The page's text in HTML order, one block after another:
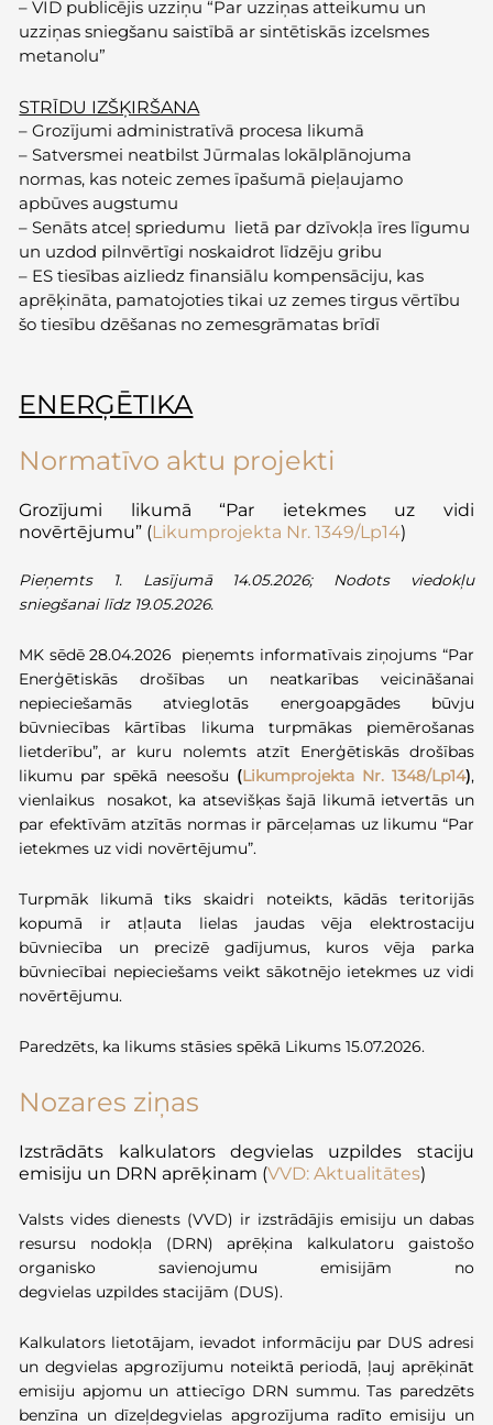
–VID publicējis uzziņu “Par uzziņas atteikumu un
uzziņas sniegšanu saistībā ar sintētiskās izcelsmes
metanolu”
STRĪDU IZŠĶIRŠANA
–Grozījumi administratīvā procesa likumā
–Satversmei neatbilst Jūrmalas lokālplānojuma
normas, kas noteic zemes īpašumā pieļaujamo
apbūves augstumu
–Senāts atceļ spriedumu lietā par dzīvokļa īres līgumu
un uzdod pilnvērtīgi noskaidrot līdzēju gribu
– ES tiesības aizliedz finansiālu kompensāciju, kas
aprēķināta, pamatojoties tikai uz zemes tirgus vērtību
šo tiesību dzēšanas no zemesgrāmatas brīdī
ENERĢĒTIKA
Normatīvo aktu projekti
Grozījumi likumā “Par ietekmes uz vidi
novērtējumu” (Likumprojekta Nr. 1349/Lp14)
Pieņemts 1. Lasījumā 14.05.2026; Nodots viedokļu
sniegšanai līdz 19.05.2026.
MK sēdē 28.04.2026 pieņemts informatīvais ziņojums “Par
Enerģētiskās drošības un neatkarības veicināšanai
nepieciešamās atvieglotās energoapgādes būvju
būvniecības kārtības likuma turpmākas piemērošanas
lietderību”, ar kuru nolemts atzīt Enerģētiskās drošības
likumu par spēkā neesošu (Likumprojekta Nr. 1348/Lp14),
vienlaikus nosakot, ka atsevišķas šajā likumā ietvertās un
par efektīvām atzītās normas ir pārceļamas uz likumu “Par
ietekmes uz vidi novērtējumu”.
Turpmāk likumā tiks skaidri noteikts, kādās teritorijās
kopumā ir atļauta lielas jaudas vēja elektrostaciju
būvniecība un precizē gadījumus, kuros vēja parka
būvniecībai nepieciešams veikt sākotnējo ietekmes uz vidi
novērtējumu.
Paredzēts, ka likums stāsies spēkā Likums 15.07.2026.
Nozares ziņas
Izstrādāts kalkulators degvielas uzpildes staciju
emisiju un DRN aprēķinam (VVD: Aktualitātes)
Valsts vides dienests (VVD) ir izstrādājis emisiju un dabas
resursu nodokļa (DRN) aprēķina kalkulatoru gaistošo
organisko savienojumu emisijām no
degvielas uzpildes stacijām (DUS).
Kalkulators lietotājam, ievadot informāciju par DUS adresi
un degvielas apgrozījumu noteiktā periodā, ļauj aprēķināt
emisiju apjomu un attiecīgo DRN summu. Tas paredzēts
benzīna un dīzeļdegvielas apgrozījuma radīto emisiju un